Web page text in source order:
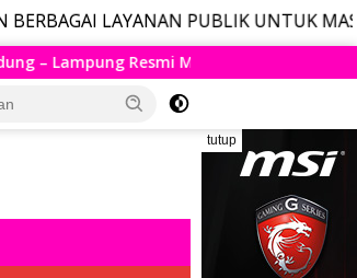
PUBLIK UNTUK MASYARAKAT,
Husein Kembali Layani Rute Berjadwal
tutup